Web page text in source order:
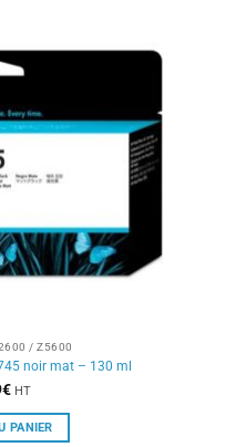
/ Z5600
noir mat – 130 ml
€ HT
PANIER